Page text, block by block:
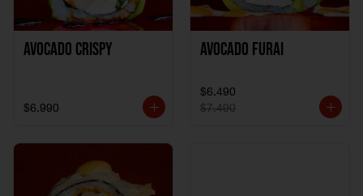
Avocado Crispy
$6.990
Avocado Furai
$6.490
$7.490